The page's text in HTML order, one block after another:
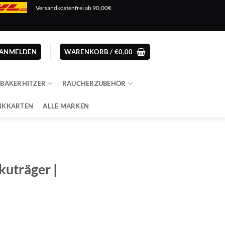
Versandkostenfrei ab 90,00€
WARENKORB / €0,00
RAUCHERZUBEHÖR
ALLE MARKEN
|